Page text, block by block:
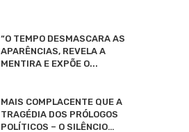
“O TEMPO DESMASCARA AS
APARÊNCIAS, REVELA A
MENTIRA E EXPÕE O...
MAIS COMPLACENTE QUE A
TRAGÉDIA DOS PRÓLOGOS
POLÍTICOS – O SILÊNCIO…